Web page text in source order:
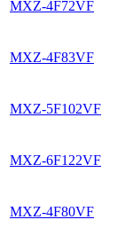
MXZ-4F72VF
MXZ-4F83VF
MXZ-5F102VF
MXZ-6F122VF
MXZ-4F80VF